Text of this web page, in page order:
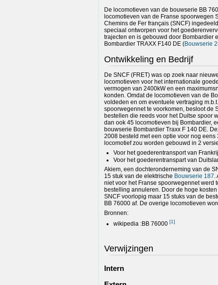
De locomotieven van de bouwserie BB
locomotieven van de Franse spoorwegen
Chemins de Fer français (SNCF)
speciaal ontworpen voor het
trajecten en is gebouwd door Bombardier
Bombardier TRAXX F140 DE (Bouwserie
Ontwikkeling en Bedrijf
De SNCF (FRET) was op zoek naar
locomotieven voor het internationale
vermogen van 2400kW en een
konden. Omdat de locomotieven van de
voldeden en om eventuele vertraging
spoorwegennet te voorkomen, besloot de
bestellen die reeds voor het Duitse spoor
dan ook 45 locomotieven bij Bombardier,
bouwserie Bombardier Traxx F 140 DE.
2008 besteld met een optie voor nog eens
locomotief zou worden gebouwd in 2
Voor het goederentransport van
Voor het goederentranspart van
Akiem, een dochteronderneming van de
15 stuk van de elektrische Bouwserie 187
niet voor het Franse spoorwegennet werd
bestelling annuleren. Door de hoge
SNCF voorlopig maar 15 stuks van de
BB 76000 af. De overige locomotieven
Bronnen:
wikipedia :BB 76000[1]
Verwijzingen
Intern